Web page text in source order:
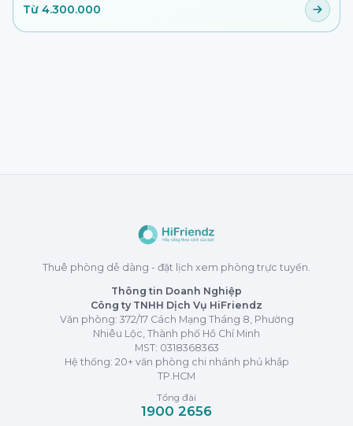
Từ 4.300.000
Thuê phòng dễ dàng - đặt lịch xem phòng trực tuyến.
Thông tin Doanh Nghiệp
Công ty TNHH Dịch Vụ HiFriendz
Văn phòng: 372/17 Cách Mạng Tháng 8, Phường
Nhiêu Lộc, Thành phố Hồ Chí Minh
MST: 0318368363
Hệ thống: 20+ văn phòng chi nhánh phủ khắp
TP.HCM
Tổng đài
1900 2656